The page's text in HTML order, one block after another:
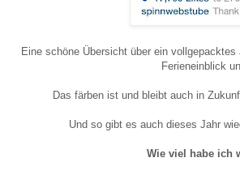
Eine schöne Übersicht über ein
Ferieneinblick
Das färben ist und bleibt auch in
Und so gibt es auch dieses Jahr
Wie viel habe ich